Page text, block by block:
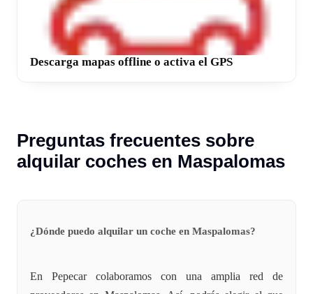
Descarga mapas offline o activa el GPS
Preguntas frecuentes sobre
alquilar coches en Maspalomas
¿Dónde puedo alquilar un coche en Maspalomas?
En Pepecar colaboramos con una amplia red de